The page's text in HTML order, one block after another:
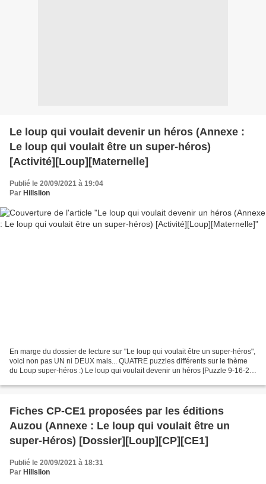
Le loup qui voulait devenir un héros (Annexe :
Le loup qui voulait être un super-héros)
[Activité][Loup][Maternelle]
Publié le 20/09/2021 à 19:04
Par Hillslion
En marge du dossier de lecture sur "Le loup qui voulait être un super-héros",
voici non pas UN ni DEUX mais... QUATRE puzzles différents sur le thème
du Loup super-héros :) Le loup qui voulait devenir un héros [Puzzle 9-16-25-
Fiches CP-CE1 proposées par les éditions
Auzou (Annexe : Le loup qui voulait être un
super-Héros) [Dossier][Loup][CP][CE1]
Publié le 20/09/2021 à 18:31
Par Hillslion